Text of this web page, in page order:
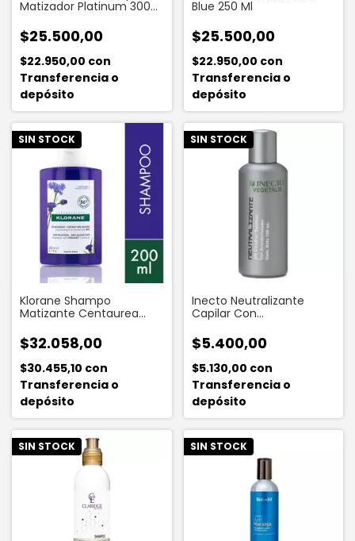
Matizador Platinum 300
$25.500,00
$22.950,00 con
Transferencia o
depósito
Blue 250 Ml
$25.500,00
$22.950,00 con
Transferencia o
depósito
SIN STOCK
Klorane Shampo
Matizante Centaurea
200 Ml
$32.058,00
$30.455,10 con
Transferencia o
depósito
SIN STOCK
Inecto Neutralizante
Capilar Con
$5.400,00
$5.130,00 con
Transferencia o
depósito
SIN STOCK SIN STOCK